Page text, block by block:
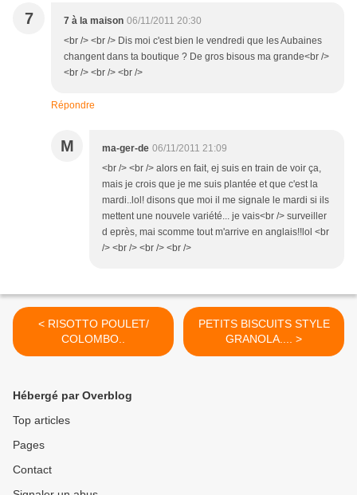
7 7 à la maison 06/11/2011 20:30
<br /> <br /> Dis moi c'est bien le vendredi que les Aubaines
changent dans ta boutique ? De gros bisous ma grande<br />
<br /> <br /> <br />
Répondre
M ma-ger-de 06/11/2011 21:09
<br /> <br /> alors en fait, ej suis en train de voir ça,
mais je crois que je me suis plantée et que c'est la
mardi..lol! disons que moi il me signale le mardi si ils
mettent une nouvele variété... je vais<br /> surveiller
d eprès, mai scomme tout m'arrive en anglais!!lol <br
/> <br /> <br /> <br />
< RISOTTO POULET/
COLOMBO..
PETITS BISCUITS STYLE
GRANOLA.... >
Hébergé par Overblog
Top articles
Pages
Contact